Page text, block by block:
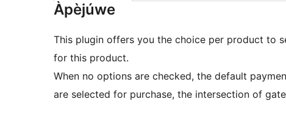
Àpèjúwe
This plugin offers you the choice per product to
for this product.
When no options are checked, the default
are selected for purchase, the intersection of